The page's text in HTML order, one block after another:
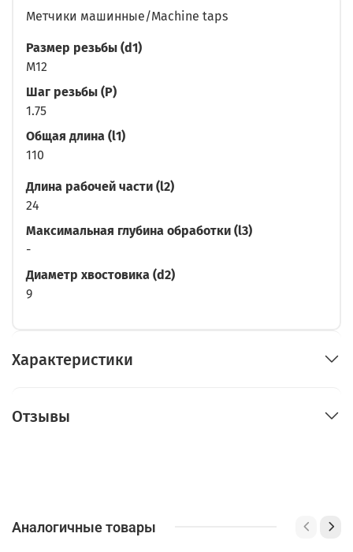
Метчики машинные/Machine taps
Размер резьбы (d1)
M12
Шаг резьбы (P)
1.75
Общая длина (l1)
110
Длина рабочей части (l2)
24
Максимальная глубина обработки (l3)
-
Диаметр хвостовика (d2)
9
Характеристики
Отзывы
Аналогичные товары